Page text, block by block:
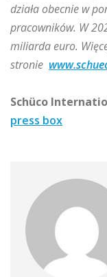
działa obecnie w
pracowników. W
miliarda euro.
stronie
Schüco
press box